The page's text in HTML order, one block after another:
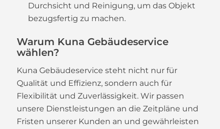
Durchsicht und Reinigung, um das Objekt
bezugsfertig zu machen.
Warum Kuna Gebäudeservice
wählen?
Kuna Gebäudeservice steht nicht nur für
Qualität und Effizienz, sondern auch für
Flexibilität und Zuverlässigkeit. Wir passen
unsere Dienstleistungen an die Zeitpläne und
Fristen unserer Kunden an und gewährleisten